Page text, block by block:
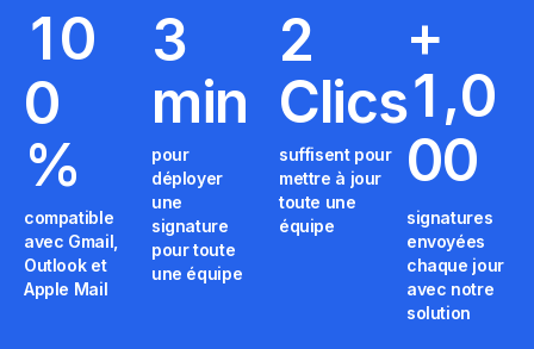
10
0
%
compatible
avec Gmail,
Outlook et
Apple Mail
3
min
pour
déployer
une
signature
pour toute
une équipe
2
Clics
suffisent pour
mettre à jour
toute une
équipe
+
1,0
00
signatures
envoyées
chaque jour
avec notre
solution